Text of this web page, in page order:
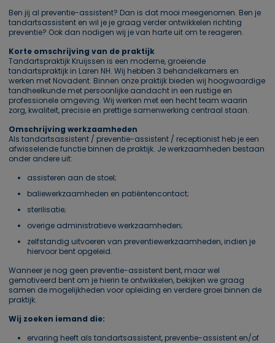
Ben jij al preventie-assistent? Dan is dat mooi meegenomen. Ben je
tandartsassistent en wil je je graag verder ontwikkelen richting
preventie? Ook dan nodigen wij je van harte uit om te reageren.
Korte omschrijving van de praktijk
Tandartspraktijk Kruijssen is een moderne, groeiende
tandartspraktijk in Laren NH. Wij hebben 3 behandelkamers en
werken met Novadent. Binnen onze praktijk bieden wij hoogwaardige
tandheelkunde met persoonlijke aandacht in een rustige en
professionele omgeving. Wij werken met een hecht team waarin
zorg, kwaliteit, precisie en prettige samenwerking centraal staan.
Omschrijving werkzaamheden
Als tandartsassistent / preventie-assistent / receptionist heb je een
afwisselende functie binnen de praktijk. Je werkzaamheden bestaan
onder andere uit:
assisteren aan de stoel;
baliewerkzaamheden en patiëntencontact;
sterilisatie;
overige administratieve werkzaamheden;
zelfstandig uitvoeren van preventiewerkzaamheden, indien je
hiervoor bent opgeleid.
Wanneer je nog geen preventie-assistent bent, maar wel
gemotiveerd bent om je hierin te ontwikkelen, bekijken we graag
samen de mogelijkheden voor opleiding en verdere groei binnen de
praktijk.
Wij zoeken iemand die:
ervaring heeft als tandartsassistent, preventie-assistent en/of